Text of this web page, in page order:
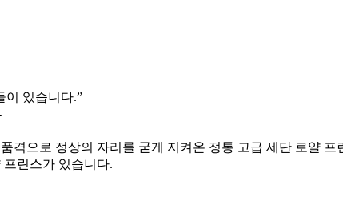
이 있습니다.”
격으로 정상의 자리를 굳게 지켜온 정통 고급 세단 로얄 프
린스가 있습니다.